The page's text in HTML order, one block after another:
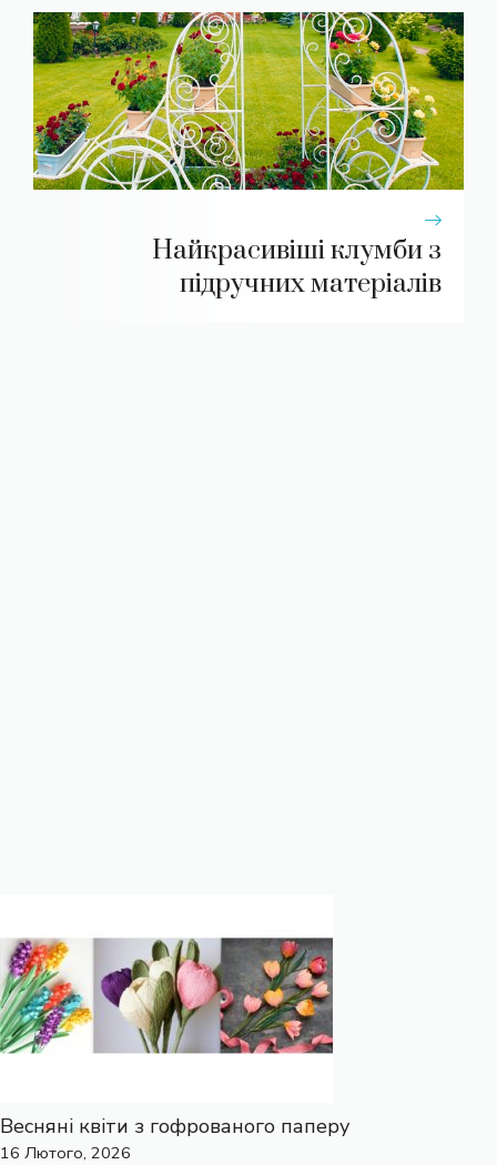
Найкрасивіші клумби з
підручних матеріалів
Весняні квіти з гофрованого паперу
16 Лютого, 2026